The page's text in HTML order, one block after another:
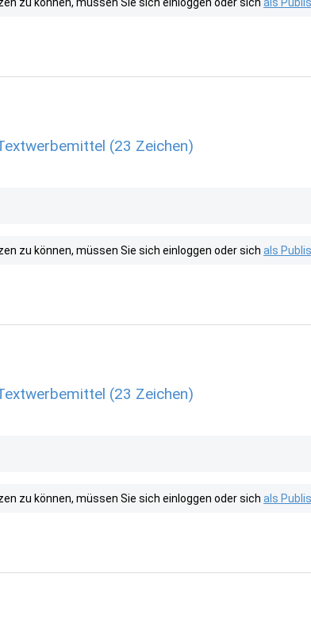
(23 Zeichen)
zu können, müssen Sie sich einloggen oder sich als
(23 Zeichen)
zu können, müssen Sie sich einloggen oder sich als